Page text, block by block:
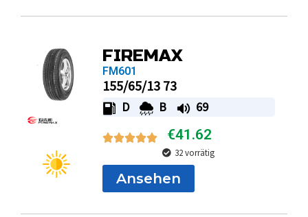
FIREMAX
FM601
155/65/13 73
D B 69
€41.62
32 vorrätig
Ansehen